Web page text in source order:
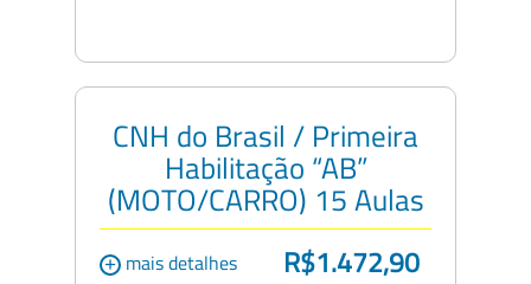
CNH do Brasil / Primeira
Habilitação “AB”
(MOTO/CARRO) 15 Aulas
+ mais detalhes R$1.472,90